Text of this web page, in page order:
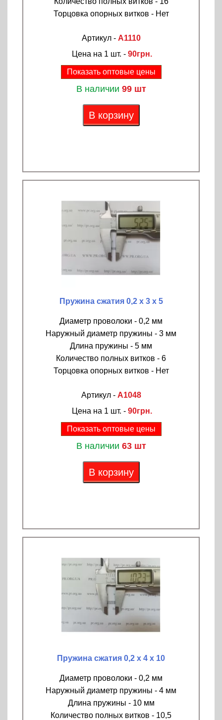
Торцовка опорных витков - Нет
Артикул - A1110
Цена на 1 шт. - 90грн.
Показать оптовые цены
В наличии 99 шт
В корзину
Пружина сжатия 0,2 х 3 х 5
Диаметр проволоки - 0,2 мм
Наружный диаметр пружины - 3 мм
Длина пружины - 5 мм
Количество полных витков - 6
Торцовка опорных витков - Нет
Артикул - A1048
Цена на 1 шт. - 90грн.
Показать оптовые цены
В наличии 63 шт
В корзину
Пружина сжатия 0,2 х 4 х 10
Диаметр проволоки - 0,2 мм
Наружный диаметр пружины - 4 мм
Длина пружины - 10 мм
Количество полных витков - 10,5